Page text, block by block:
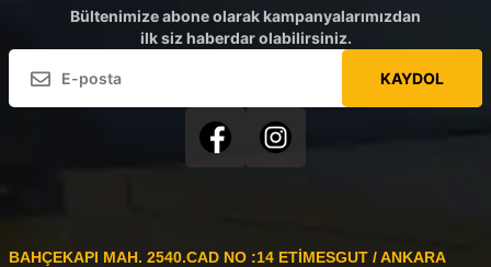
Bültenimize abone olarak kampanyalarımızdan
ilk siz haberdar olabilirsiniz.
KAYDOL
BAHÇEKAPI MAH. 2540.CAD NO :14 ETİMESGUT / ANKARA